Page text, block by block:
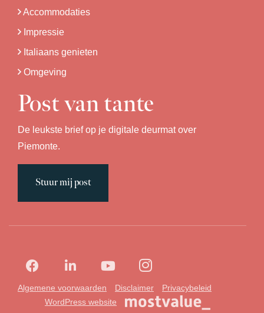
Accommodaties
Impressie
Italiaans genieten
Omgeving
Post van tante
De leukste brief op je digitale deurmat over
Piemonte.
Stuur mij post
Algemene voorwaarden Disclaimer
Privacybeleid
WordPress website